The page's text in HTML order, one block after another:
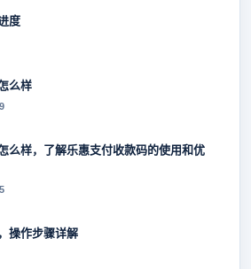
度
么样
么样，了解乐惠支付收款码的使用和优
操作步骤详解